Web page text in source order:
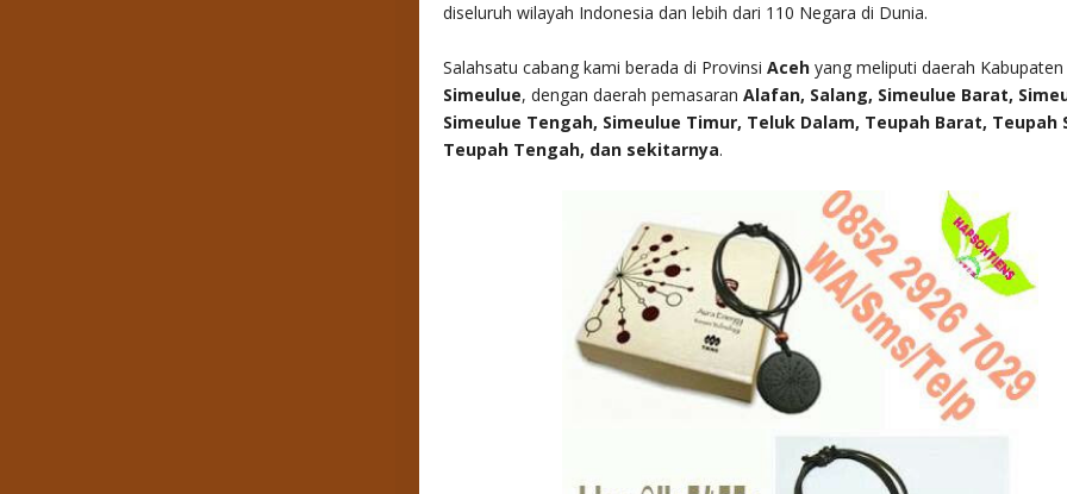
diseluruh wilayah Indonesia dan lebih dari 110 Negara di Dunia.
Salahsatu cabang kami berada di Provinsi Aceh yang meliputi daerah
Simeulue, dengan daerah pemasaran Alafan, Salang, Simeulue Barat,
Simeulue Tengah, Simeulue Timur, Teluk Dalam, Teupah Barat, Teupah
Teupah Tengah, dan sekitarnya.